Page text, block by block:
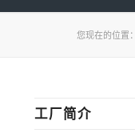
您现在的位置：
工厂简介